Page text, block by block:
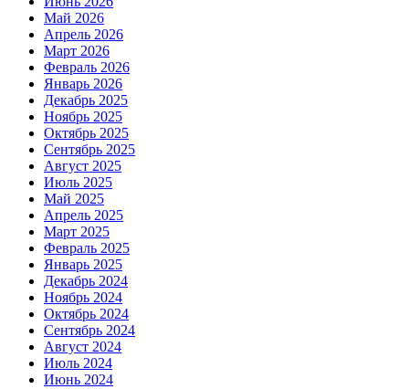
Май 2026
Апрель 2026
Март 2026
Февраль 2026
Январь 2026
Декабрь 2025
Ноябрь 2025
Октябрь 2025
Сентябрь 2025
Август 2025
Июль 2025
Май 2025
Апрель 2025
Март 2025
Февраль 2025
Январь 2025
Декабрь 2024
Ноябрь 2024
Октябрь 2024
Сентябрь 2024
Август 2024
Июль 2024
Июнь 2024